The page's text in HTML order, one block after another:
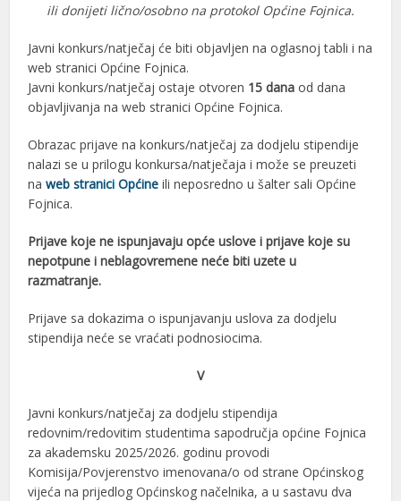
ili donijeti lično/osobno na protokol Općine Fojnica.
Javni konkurs/natječaj će biti objavljen na oglasnoj tabli i na
web stranici Općine Fojnica.
Javni konkurs/natječaj ostaje otvoren 15 dana od dana
objavljivanja na web stranici Općine Fojnica.
Obrazac prijave na konkurs/natječaj za dodjelu stipendije
nalazi se u prilogu konkursa/natječaja i može se preuzeti
naweb stranici Općine ili neposredno u šalter sali Općine
Fojnica.
Prijave koje ne ispunjavaju opće uslove i prijave koje su
nepotpune i neblagovremene neće biti uzete u
razmatranje.
Prijave sa dokazima o ispunjavanju uslova za dodjelu
stipendija neće se vraćati podnosiocima.
V
Javni konkurs/natječaj za dodjelu stipendija
redovnim/redovitim studentima sapodručja općine Fojnica
za akademsku 2025/2026. godinu provodi
Komisija/Povjerenstvo imenovana/o od strane Općinskog
vijeća na prijedlog Općinskog načelnika, a u sastavu dva